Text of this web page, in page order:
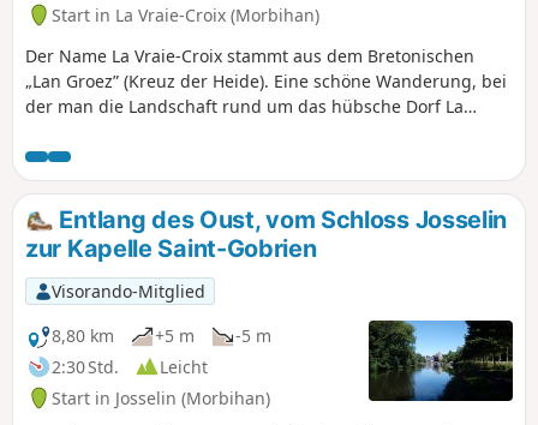
Start in La Vraie-Croix (Morbihan)
Der Name La Vraie-Croix stammt aus dem Bretonischen
„Lan Groez” (Kreuz der Heide). Eine schöne Wanderung, bei
der man die Landschaft rund um das hübsche Dorf La
Entlang des Oust, vom Schloss Josselin
zur Kapelle Saint-Gobrien
Visorando-Mitglied
8,80 km
+5 m
-5 m
2:30 Std.
Leicht
Start in Josselin (Morbihan)